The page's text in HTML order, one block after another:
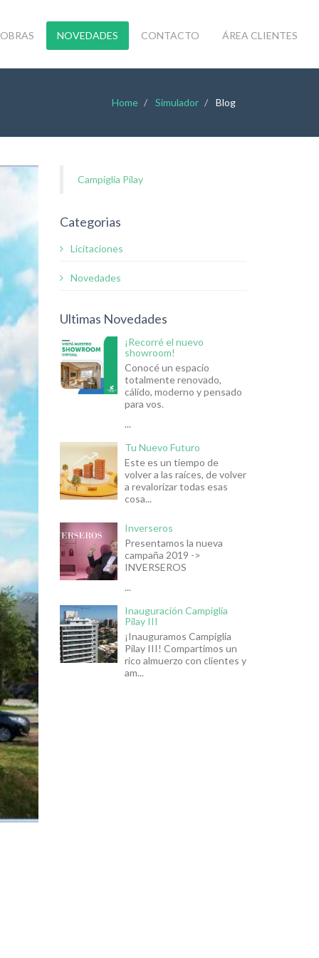
OBRAS NOVEDADES CONTACTO ÁREA CLIENTES
Home Simulador Blog
Campiglia Pilay
Categorias
Licitaciones
Novedades
Ultimas Novedades
¡Recorré el nuevo
showroom!
Conocé un espacio
totalmente renovado,
cálido, moderno y pensado
para vos.
...
Tu Nuevo Futuro
Este es un tiempo de
volver a las raíces, de volver
a revalorizar todas esas
cosa...
Inverseros
Presentamos la nueva
campaña 2019 ->
INVERSEROS
...
Inauguración Campiglia
Pilay III
¡Inauguramos Campiglia
Pilay III! Compartimos un
rico almuerzo con clientes y
am...